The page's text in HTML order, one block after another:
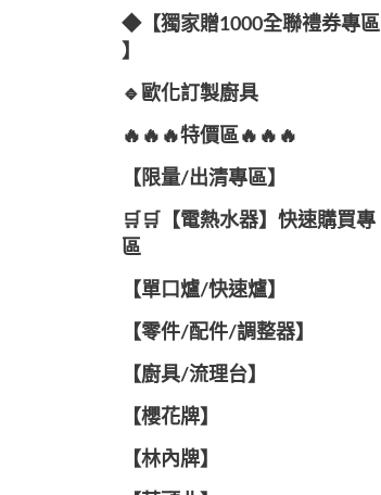
◆【獨家贈1000全聯禮券專區
】
🔹歐化訂製廚具
🔥🔥🔥特價區🔥🔥🔥
【限量/出清專區】
🛒🛒【電熱水器】快速購買專
區
【單口爐/快速爐】
【零件/配件/調整器】
【廚具/流理台】
【櫻花牌】
【林內牌】